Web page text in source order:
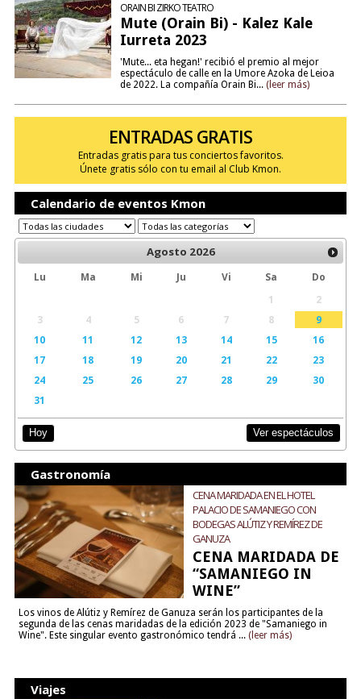
ORAIN BI ZIRKO TEATRO
Mute (Orain Bi) - Kalez Kale
Iurreta 2023
'Mute... eta hegan!' recibió el premio al mejor
espectáculo de calle en la Umore Azoka de Leioa
de 2022. La compañía Orain Bi... (leer más)
ENTRADAS GRATIS
Entradas gratis para tus conciertos favoritos.
Únete gratis sólo con tu email al Club Kmon.
Calendario de eventos Kmon
Agosto 2026
Lu Ma Mi Ju Vi Sa
Do
1
2
3
4 5 6 7 8
9
10
11 12 13 14 15
16
17
18 19 20 21 22
23
24
25 26 27 28 29
30
31
Hoy Ver espectáculos
Gastronomía
CENA MARIDADA EN EL HOTEL
PALACIO DE SAMANIEGO CON
BODEGAS ALÚTIZ Y REMÍREZ DE
GANUZA
CENA MARIDADA DE
“SAMANIEGO IN
WINE”
Los vinos de Alútiz y Remírez de Ganuza serán los participantes de la
segunda de las cenas maridadas de la edición 2023 de "Samaniego in
Wine". Este singular evento gastronómico tendrá ... (leer más)
Viajes